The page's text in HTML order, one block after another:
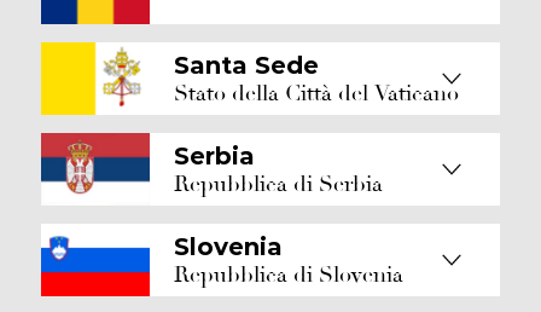
Santa Sede
Stato della Città del Vaticano
Serbia
Repubblica di Serbia
Slovenia
Repubblica di Slovenia